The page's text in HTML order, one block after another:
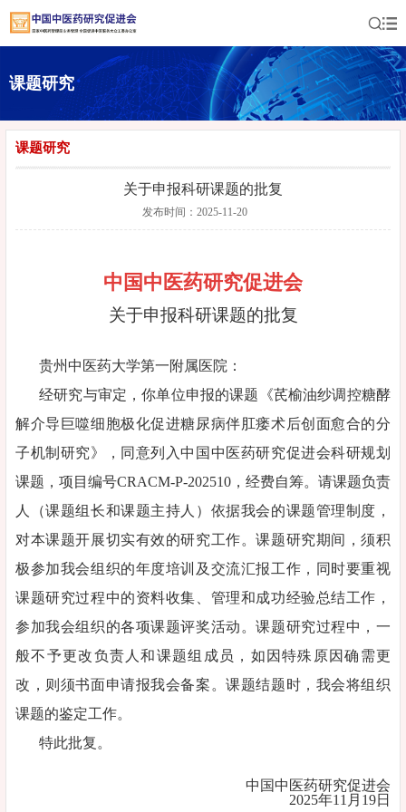
课题研究
课题研究
关于申报科研课题的批复
发布时间：2025-11-20
中国中医药研究促进会
关于申报科研课题的批复
贵州中医药大学第一附属医院：
经研究与审定，你单位申报的课题《芪榆油纱调控糖酵
解介导巨噬细胞极化促进糖尿病伴肛瘘术后创面愈合的分
子机制研究》，同意列入中国中医药研究促进会科研规划
课题，项目编号CRACM-P-202510，经费自筹。请课题负责
人（课题组长和课题主持人）依据我会的课题管理制度，
对本课题开展切实有效的研究工作。课题研究期间，须积
极参加我会组织的年度培训及交流汇报工作，同时要重视
课题研究过程中的资料收集、管理和成功经验总结工作，
参加我会组织的各项课题评奖活动。课题研究过程中，一
般不予更改负责人和课题组成员，如因特殊原因确需更
改，则须书面申请报我会备案。课题结题时，我会将组织
课题的鉴定工作。
特此批复。
中国中医药研究促进会
2025年11月19日